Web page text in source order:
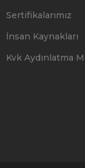
Sertifikalarımız
İnsan Kaynakları
Kvk Aydınlatma